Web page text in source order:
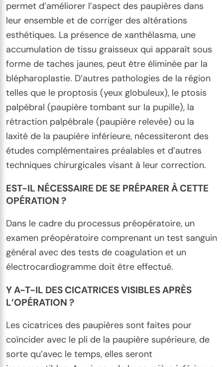
permet d’améliorer l’aspect des paupières dans
leur ensemble et de corriger des altérations
esthétiques. La présence de xanthélasma, une
accumulation de tissu graisseux qui apparaît sous
forme de taches jaunes, peut être éliminée par la
blépharoplastie. D’autres pathologies de la région
telles que le proptosis (yeux globuleux), le ptosis
palpébral (paupière tombant sur la pupille), la
rétraction palpébrale (paupière relevée) ou la
laxité de la paupière inférieure, nécessiteront des
études complémentaires préalables et d’autres
techniques chirurgicales visant à leur correction.
EST-IL NÉCESSAIRE DE SE PRÉPARER À CETTE
OPÉRATION ?
Dans le cadre du processus préopératoire, un
examen préopératoire comprenant un test sanguin
général avec des tests de coagulation et un
électrocardiogramme doit être effectué.
Y A-T-IL DES CICATRICES VISIBLES APRÈS
L’OPÉRATION ?
Les cicatrices des paupières sont faites pour
coïncider avec le pli de la paupière supérieure, de
sorte qu’avec le temps, elles seront